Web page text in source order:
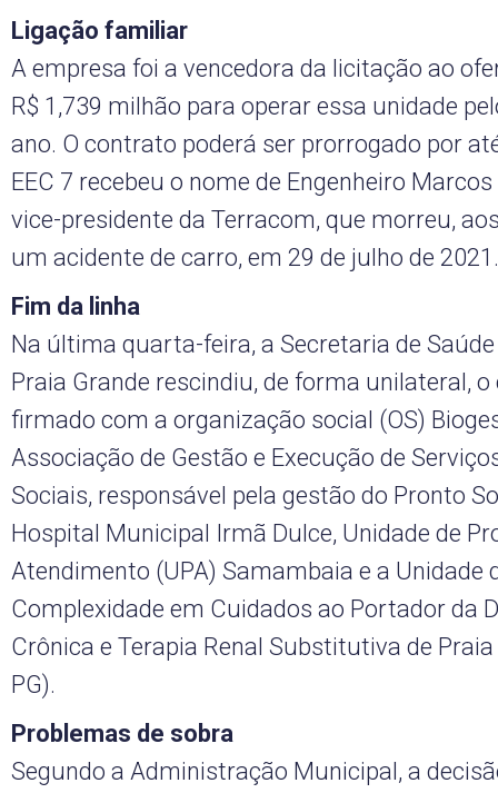
Ligação familiar
A empresa foi a vencedora da licitação ao
R$ 1,739 milhão para operar essa unidade
ano. O contrato poderá ser prorrogado por
EEC 7 recebeu o nome de Engenheiro
vice-presidente da Terracom, que morreu,
um acidente de carro, em 29 de julho de 2021.
Fim da linha
Na última quarta-feira, a Secretaria de
Praia Grande rescindiu, de forma unilateral,
firmado com a organização social (OS)
Associação de Gestão e Execução de
Sociais, responsável pela gestão do Pronto
Hospital Municipal Irmã Dulce, Unidade de
Atendimento (UPA) Samambaia e a Unidade
Complexidade em Cuidados ao Portador da
Crônica e Terapia Renal Substitutiva de
PG).
Problemas de sobra
Segundo a Administração Municipal, a